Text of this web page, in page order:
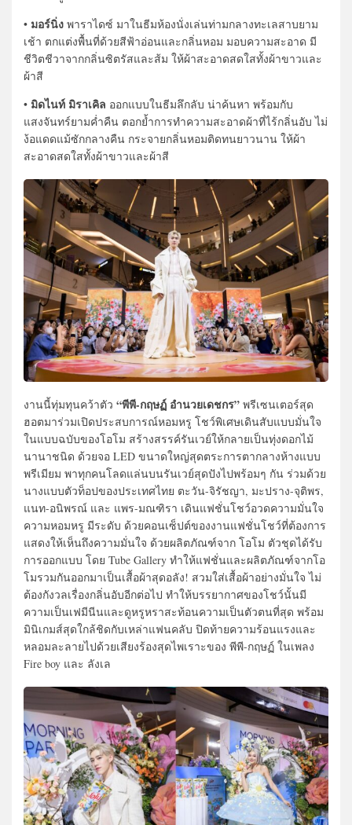
• มอร์นิ่ง พาราไดซ์ มาในธีมห้องนั่งเล่นท่ามกลางทะเลสาบยาม
เช้า ตกแต่งพื้นที่ด้วยสีฟ้าอ่อนและกลิ่นหอม มอบความสะอาด มี
ชีวิตชีวาจากกลิ่นซิตรัสและส้ม ให้ผ้าสะอาดสดใสทั้งผ้าขาวและ
ผ้าสี
• มิดไนท์ มิราเคิล ออกแบบในธีมลึกลับ น่าค้นหา พร้อมกับ
แสงจันทร์ยามค่ำคืน ตอกย้ำการทำความสะอาดผ้าที่ไร้กลิ่นอับ ไม่
ง้อแดดแม้ซักกลางคืน กระจายกลิ่นหอมติดทนยาวนาน ให้ผ้า
สะอาดสดใสทั้งผ้าขาวและผ้าสี
งานนี้ทุ่มทุนคว้าตัว “พีพี-กฤษฏ์ อำนวยเดชกร” พรีเซนเตอร์สุด
ฮอตมาร่วมเปิดประสบการณ์หอมหรู โชว์พิเศษเดินสับแบบมั่นใจ
ในแบบฉบับของโอโม สร้างสรรค์รันเวย์ให้กลายเป็นทุ่งดอกไม้
นานาชนิด ด้วยจอ LED ขนาดใหญ่สุดตระการตากลางห้างแบบ
พรีเมียม พาทุกคนโลดแล่นบนรันเวย์สุดปังไปพร้อมๆ กัน ร่วมด้วย
นางแบบตัวท็อปของประเทศไทย ตะวัน-จิรัชญา, มะปราง-จุติพร,
แนท-อนิพรณ์ และ แพร-มณฑิรา เดินแฟชั่นโชว์อวดความมั่นใจ
ความหอมหรู มีระดับ ด้วยคอนเซ็ปต์ของงานแฟชั่นโชว์ที่ต้องการ
แสดงให้เห็นถึงความมั่นใจ ด้วยผลิตภัณฑ์จาก โอโม ตัวชุดได้รับ
การออกแบบ โดย Tube Gallery ทำให้แฟชั่นและผลิตภัณฑ์จากโอ
โมรวมกันออกมาเป็นเสื้อผ้าสุดอลัง! สวมใส่เสื้อผ้าอย่างมั่นใจ ไม่
ต้องกังวลเรื่องกลิ่นอับอีกต่อไป ทำให้บรรยากาศของโชว์นั้นมี
ความเป็นเฟมีนีนและดูหรูหราสะท้อนความเป็นตัวตนที่สุด พร้อม
มินิเกมส์สุดใกล้ชิดกับเหล่าแฟนคลับ ปิดท้ายความร้อนแรงและ
หลอมละลายไปด้วยเสียงร้องสุดไพเราะของ พีพี-กฤษฏ์ ในเพลง
Fire boy และ ลังเล